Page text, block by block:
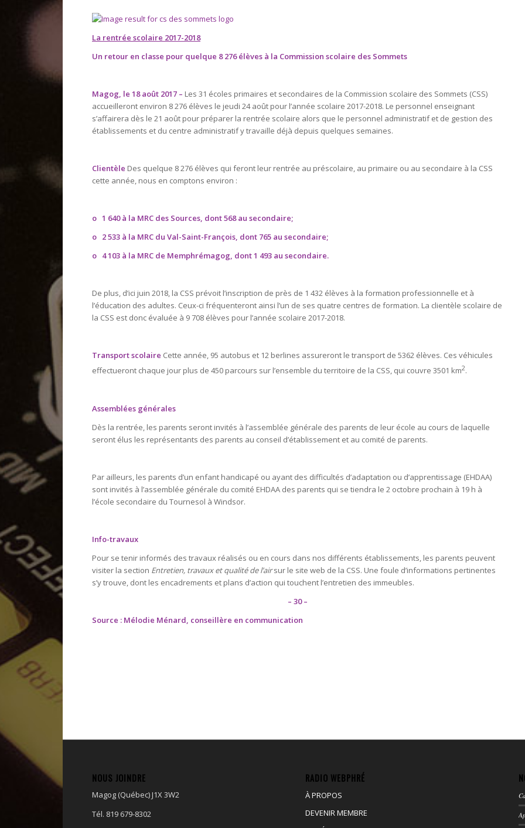
La rentrée scolaire 2017-2018
Un retour en classe pour quelque 8 276 élèves à la Commission scolaire des Sommets
Magog, le 18 août 2017 – Les 31 écoles primaires et secondaires de la Commission scolaire des Sommets (CSS)
accueilleront environ 8 276 élèves le jeudi 24 août pour l’année scolaire 2017-2018. Le personnel enseignant
s’affairera dès le 21 août pour préparer la rentrée scolaire alors que le personnel administratif et de gestion des
établissements et du centre administratif y travaille déjà depuis quelques semaines.
Clientèle Des quelque 8 276 élèves qui feront leur rentrée au préscolaire, au primaire ou au secondaire à la CSS
cette année, nous en comptons environ :
o 1 640 à la MRC des Sources, dont 568 au secondaire;
o 2 533 à la MRC du Val-Saint-François, dont 765 au secondaire;
o 4 103 à la MRC de Memphrémagog, dont 1 493 au secondaire.
De plus, d’ici juin 2018, la CSS prévoit l’inscription de près de 1 432 élèves à la formation professionnelle et à
l’éducation des adultes. Ceux-ci fréquenteront ainsi l’un de ses quatre centres de formation. La clientèle scolaire de
la CSS est donc évaluée à 9 708 élèves pour l’année scolaire 2017-2018.
Transport scolaire Cette année, 95 autobus et 12 berlines assureront le transport de 5362 élèves. Ces véhicules
effectueront chaque jour plus de 450 parcours sur l’ensemble du territoire de la CSS, qui couvre 3501 km2.
Assemblées générales
Dès la rentrée, les parents seront invités à l’assemblée générale des parents de leur école au cours de laquelle
seront élus les représentants des parents au conseil d’établissement et au comité de parents.
Par ailleurs, les parents d’un enfant handicapé ou ayant des difficultés d’adaptation ou d’apprentissage (EHDAA)
sont invités à l’assemblée générale du comité EHDAA des parents qui se tiendra le 2 octobre prochain à 19 h à
l’école secondaire du Tournesol à Windsor.
Info-travaux
Pour se tenir informés des travaux réalisés ou en cours dans nos différents établissements, les parents peuvent
visiter la section Entretien, travaux et qualité de l’airsur le site web de la CSS. Une foule d’informations pertinentes
s’y trouve, dont les encadrements et plans d’action qui touchent l’entretien des immeubles.
– 30 –
Source : Mélodie Ménard, conseillère en communication
NOUS JOINDRE
Magog (Québec) J1X 3W2
Tél. 819 679-8302
RADIO WEBPHRÉ
À PROPOS
DEVENIR MEMBRE